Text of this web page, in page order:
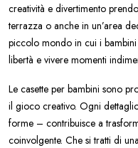
creatività e divertimento
terrazza o anche in un’area
piccolo mondo in cui i
libertà e vivere momenti
Le casette per bambini sono
il gioco creativo. Ogni
forme – contribuisce a
coinvolgente. Che si tratti di